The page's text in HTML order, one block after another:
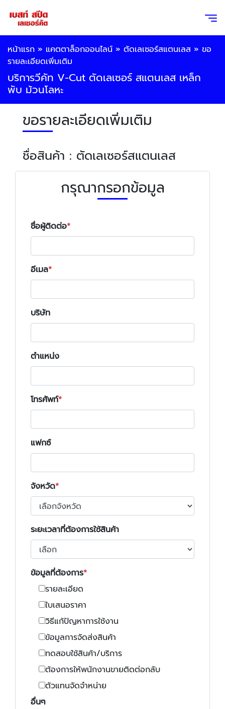
หน้าแรก » แคตตาล็อกออนไลน์ » ตัดเลเซอร์สแตนเลส » ขอ
รายละเอียดเพิ่มเติม
บริการวีคัท V-Cut ตัดเลเซอร์ สแตนเลส เหล็ก
พับ ม้วนโลหะ
ขอรายละเอียดเพิ่มเติม
ชื่อสินค้า : ตัดเลเซอร์สแตนเลส
กรุณากรอกข้อมูล
ชื่อผู้ติดต่อ
อีเมล
บริษัท
ตำแหน่ง
โทรศัพท์
แฟกซ์
จังหวัด
ระยะเวลาที่ต้องการใช้สินค้า
ข้อมูลที่ต้องการ
รายละเอียด
ใบเสนอราคา
วิธีแก้ปัญหาการใช้งาน
ข้อมูลการจัดส่งสินค้า
ทดสอบใช้สินค้า/บริการ
ต้องการให้พนักงานขายติดต่อกลับ
ตัวแทนจัดจำหน่าย
อื่นๆ